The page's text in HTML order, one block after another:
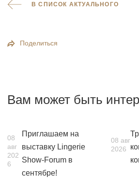
В СПИСОК АКТУАЛЬНОГО
Поделиться
Вам может быть
08
авг
202
6
Приглашаем на
выставку Lingerie
Show-Forum в
сентябре!
08 авг
2026